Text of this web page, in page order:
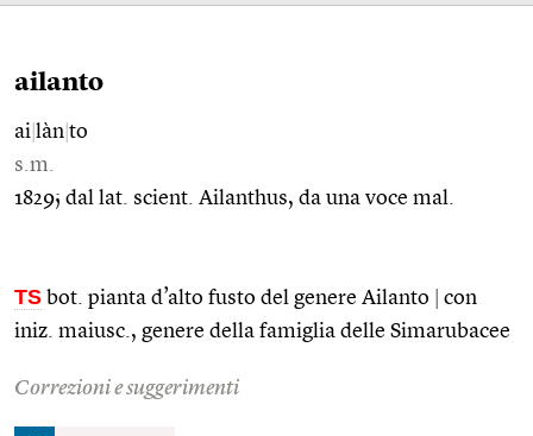
ailanto
ai làn to
s.m.
1829; dal lat. scient. Ailanthus, da una voce mal.
TS bot. pianta d’alto fusto del genere Ailanto
con
iniz. maiusc., genere della famiglia delle Simarubacee
Correzioni e suggerimenti